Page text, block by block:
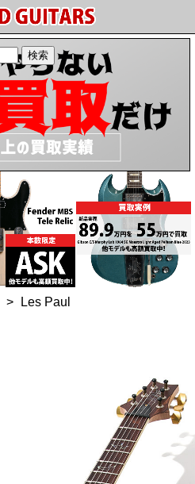
>
Les Paul